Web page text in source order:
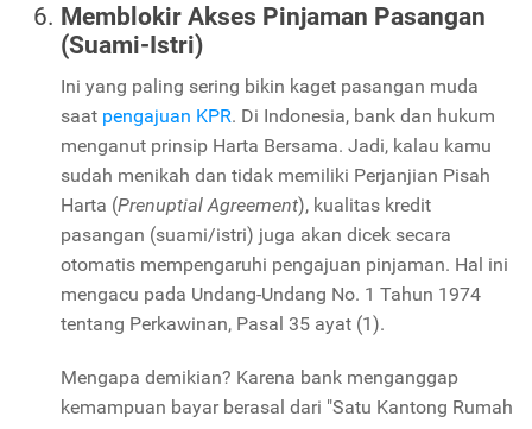
Memblokir Akses Pinjaman Pasangan
(Suami-Istri)
Ini yang paling sering bikin kaget pasangan muda
saat pengajuan KPR. Di Indonesia, bank dan hukum
menganut prinsip Harta Bersama. Jadi, kalau kamu
sudah menikah dan tidak memiliki Perjanjian Pisah
Harta (Prenuptial Agreement), kualitas kredit
pasangan (suami/istri) juga akan dicek secara
otomatis mempengaruhi pengajuan pinjaman. Hal ini
mengacu pada Undang-Undang No. 1 Tahun 1974
tentang Perkawinan, Pasal 35 ayat (1).
Mengapa demikian? Karena bank menganggap
kemampuan bayar berasal dari "Satu Kantong Rumah